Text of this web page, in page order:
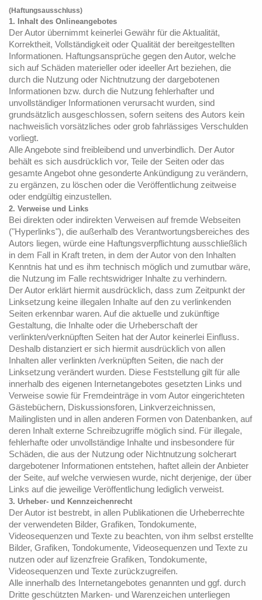
(Haftungsausschluss)
1. Inhalt des Onlineangebotes
Der Autor übernimmt keinerlei Gewähr für die Aktualität,
Korrektheit, Vollständigkeit oder Qualität der bereitgestellten
Informationen. Haftungsansprüche gegen den Autor, welche
sich auf Schäden materieller oder ideeller Art beziehen, die
durch die Nutzung oder Nichtnutzung der dargebotenen
Informationen bzw. durch die Nutzung fehlerhafter und
unvollständiger Informationen verursacht wurden, sind
grundsätzlich ausgeschlossen, sofern seitens des Autors kein
nachweislich vorsätzliches oder grob fahrlässiges Verschulden
vorliegt.
Alle Angebote sind freibleibend und unverbindlich. Der Autor
behält es sich ausdrücklich vor, Teile der Seiten oder das
gesamte Angebot ohne gesonderte Ankündigung zu verändern,
zu ergänzen, zu löschen oder die Veröffentlichung zeitweise
oder endgültig einzustellen.
2. Verweise und Links
Bei direkten oder indirekten Verweisen auf fremde Webseiten
("Hyperlinks"), die außerhalb des Verantwortungsbereiches des
Autors liegen, würde eine Haftungsverpflichtung ausschließlich
in dem Fall in Kraft treten, in dem der Autor von den Inhalten
Kenntnis hat und es ihm technisch möglich und zumutbar wäre,
die Nutzung im Falle rechtswidriger Inhalte zu verhindern.
Der Autor erklärt hiermit ausdrücklich, dass zum Zeitpunkt der
Linksetzung keine illegalen Inhalte auf den zu verlinkenden
Seiten erkennbar waren. Auf die aktuelle und zukünftige
Gestaltung, die Inhalte oder die Urheberschaft der
verlinkten/verknüpften Seiten hat der Autor keinerlei Einfluss.
Deshalb distanziert er sich hiermit ausdrücklich von allen
Inhalten aller verlinkten /verknüpften Seiten, die nach der
Linksetzung verändert wurden. Diese Feststellung gilt für alle
innerhalb des eigenen Internetangebotes gesetzten Links und
Verweise sowie für Fremdeinträge in vom Autor eingerichteten
Gästebüchern, Diskussionsforen, Linkverzeichnissen,
Mailinglisten und in allen anderen Formen von Datenbanken, auf
deren Inhalt externe Schreibzugriffe möglich sind. Für illegale,
fehlerhafte oder unvollständige Inhalte und insbesondere für
Schäden, die aus der Nutzung oder Nichtnutzung solcherart
dargebotener Informationen entstehen, haftet allein der Anbieter
der Seite, auf welche verwiesen wurde, nicht derjenige, der über
Links auf die jeweilige Veröffentlichung lediglich verweist.
3. Urheber- und Kennzeichenrecht
Der Autor ist bestrebt, in allen Publikationen die Urheberrechte
der verwendeten Bilder, Grafiken, Tondokumente,
Videosequenzen und Texte zu beachten, von ihm selbst erstellte
Bilder, Grafiken, Tondokumente, Videosequenzen und Texte zu
nutzen oder auf lizenzfreie Grafiken, Tondokumente,
Videosequenzen und Texte zurückzugreifen.
Alle innerhalb des Internetangebotes genannten und ggf. durch
Dritte geschützten Marken- und Warenzeichen unterliegen